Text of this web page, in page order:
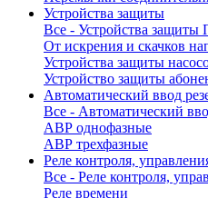
Устройства защиты
Все - Устройства защиты
От искрения и скачков
Устройства защиты
Устройство защиты
Автоматический ввод
Все - Автоматический
АВР однофазные
АВР трехфазные
Реле контроля,
Все - Реле контроля,
Реле времени